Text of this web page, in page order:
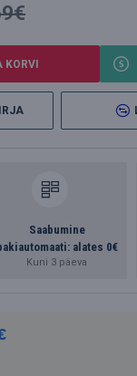
KORVI
Saabumine
alates 0€
Kuni 3 päeva